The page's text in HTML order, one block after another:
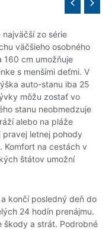
zo série
väčšieho osobného
160 cm umožňuje
s menšími deťmi. V
auto-stanu iba 25
môžu zostať vo
stanu neobmedzuje
alebo na pláže
letnej pohody
Komfort na cestách v
štátov umožní
končí posledný deň do
24 hodín prenájmu.
škody a strát. Podrobné